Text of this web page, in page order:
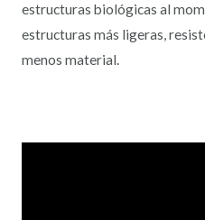
estructuras biológicas al
estructuras más ligeras,
menos material.